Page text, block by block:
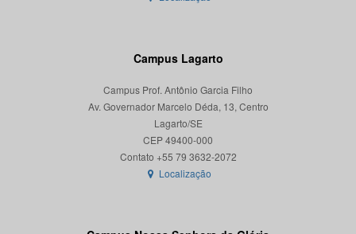
Campus Lagarto
Campus Prof. Antônio Garcia Filho
Av. Governador Marcelo Déda, 13, Centro
Lagarto/SE
CEP 49400-000
Localização